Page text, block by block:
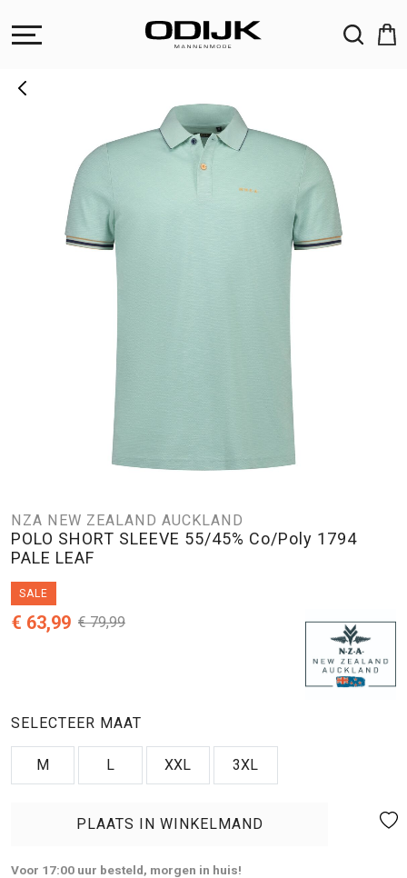
NZA NEW ZEALAND AUCKLAND
POLO SHORT SLEEVE 55/45% Co/Poly 1794
PALE LEAF
SALE
€ 79,99
€ 63,99
SELECTEER MAAT
M L XXL 3XL
PLAATS IN WINKELMAND
Voor 17:00 uur besteld, morgen in huis!